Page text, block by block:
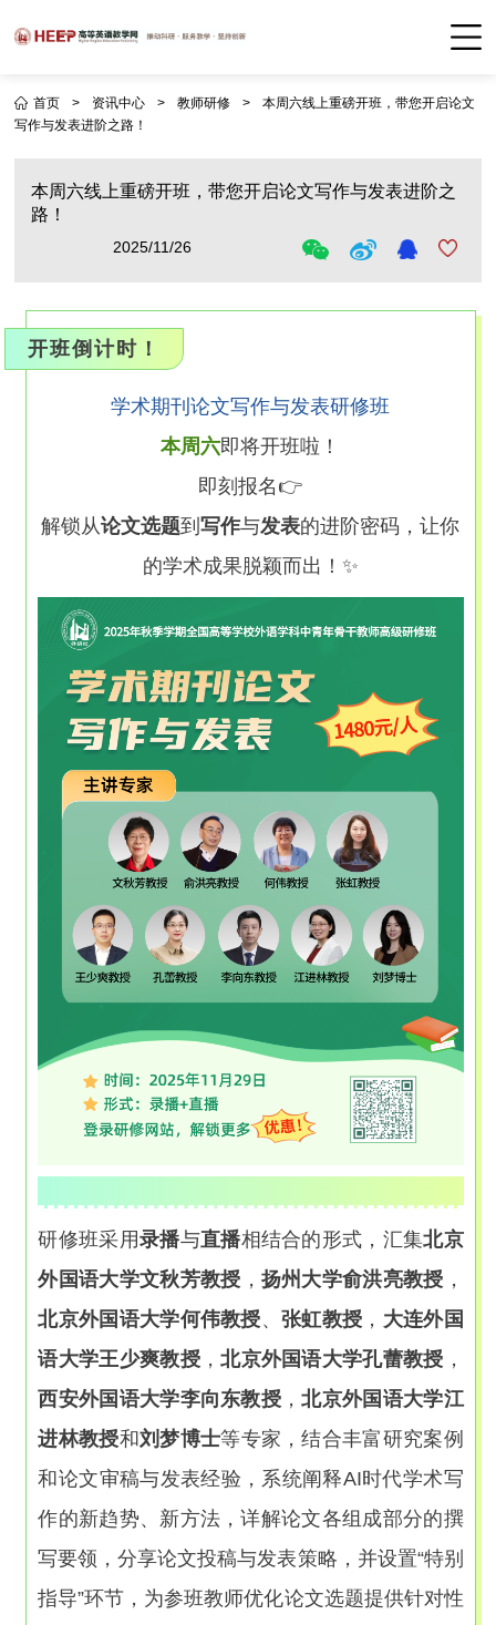
首页 > 资讯中心 > 教师研修 >
本周六线上重磅开班，带您开启论文
写作与发表进阶之路！
本周六线上重磅开班，带您开启论文写作与发表进阶之
路！
2025/11/26
开班倒计时！
学术期刊论文写作与发表研修班
本周六即将开班啦！
即刻报名👉
解锁从论文选题到写作与发表的进阶密码，让你
的学术成果脱颖而出！✨
研修班采用录播与直播相结合的形式，汇集北京
外国语大学文秋芳教授 ， 扬州大学俞洪亮教授 ，
北京外国语大学何伟教授、张虹教授 ， 大连外国
语大学王少爽教授，北京外国语大学孔蕾教授 ，
西安外国语大学李向东教授 ，北京外国语大学江
进林教授和刘梦博士等专家，结合丰富研究案例
和论文审稿与发表经验，系统阐释AI时代学术写
作的新趋势、新方法，详解论文各组成部分的撰
写要领，分享论文投稿与发表策略，并设置“特别
指导”环节，为参班教师优化论文选题提供针对性